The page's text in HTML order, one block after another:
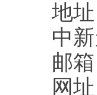
地
中
邮
网